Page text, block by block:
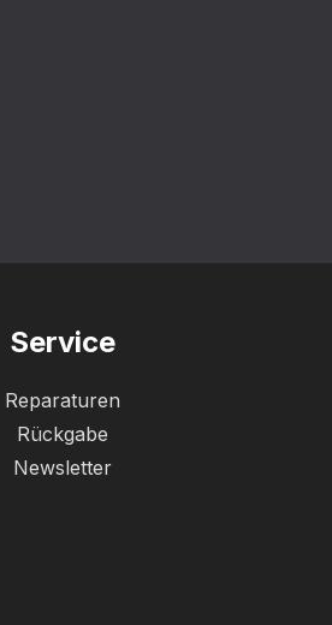
Service
Reparaturen
Rückgabe
Newsletter